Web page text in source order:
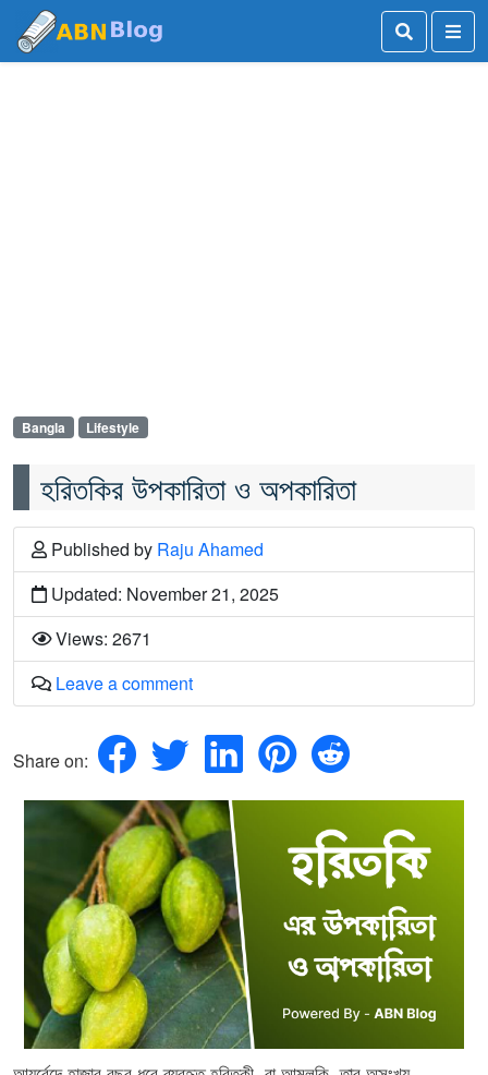
Bangla Lifestyle
হরিতকির উপকারিতা ও অপকারিতা
Published by Raju Ahamed
Updated: November 21, 2025
Views: 2671
Leave a comment
Share on: